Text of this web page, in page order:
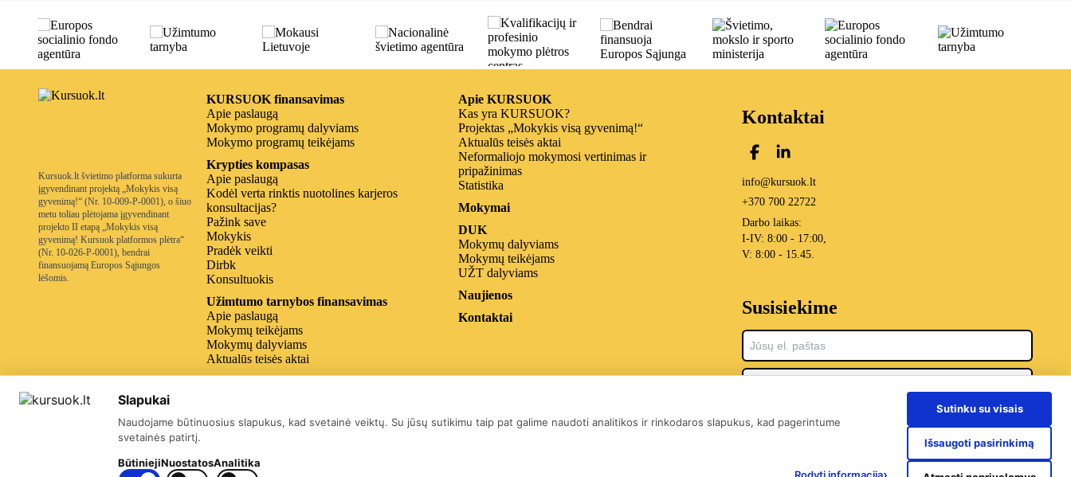
Kursuok.lt švietimo platforma sukurta
įgyvendinant projektą „Mokykis visą
gyvenimą!“ (Nr. 10-009-P-0001), o šiuo
metu toliau plėtojama įgyvendinant
projekto II etapą „Mokykis visą
gyvenimą! Kursuok platformos plėtra“
(Nr. 10-026-P-0001), bendrai
finansuojamą Europos Sąjungos
lėšomis.
KURSUOK finansavimas
Apie paslaugą
Mokymo programų dalyviams
Mokymo programų teikėjams
Krypties kompasas
Apie paslaugą
Kodėl verta rinktis nuotolines karjeros
konsultacijas?
Pažink save
Mokykis
Pradėk veikti
Dirbk
Konsultuokis
Užimtumo tarnybos finansavimas
Apie paslaugą
Mokymų teikėjams
Mokymų dalyviams
Aktualūs teisės aktai
Apie KURSUOK
Kas yra KURSUOK?
Projektas „Mokykis visą gyvenimą!“
Aktualūs teisės aktai
Neformaliojo mokymosi vertinimas ir
pripažinimas
Statistika
Mokymai
DUK
Mokymų dalyviams
Mokymų teikėjams
UŽT dalyviams
Naujienos
Kontaktai
Kontaktai
info@kursuok.lt
+370 700 22722
Darbo laikas:
I-IV: 8:00 - 17:00,
V: 8:00 - 15.45.
Susisiekime
Slapukai
Naudojame būtinuosius slapukus, kad svetainė veiktų. Su jūsų sutikimu taip pat galime naudoti analitikos ir rinkodaros slapukus, kad pagerintume
svetainės patirtį.
BūtiniejiNuostatosAnalitika
Sutinku su visais
Išsaugoti pasirinkimą